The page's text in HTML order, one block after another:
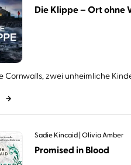
Die Klippe – Ort ohne
Cornwalls, zwei unheimliche
Sadie Kincaid Olivia Amber
Promised in Blood